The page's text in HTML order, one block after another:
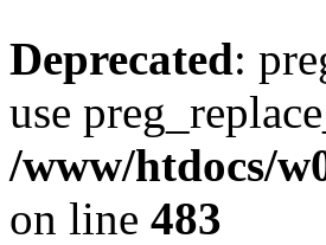
Deprecated:
use
/www/htdocs/
on line 483